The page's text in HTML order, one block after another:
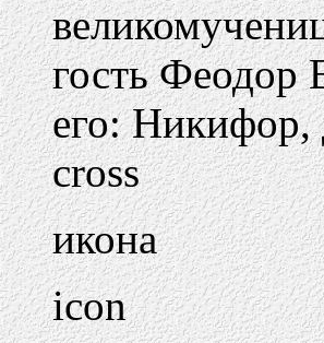
гость Феодор
его: Никифор,
cross
икона
icon